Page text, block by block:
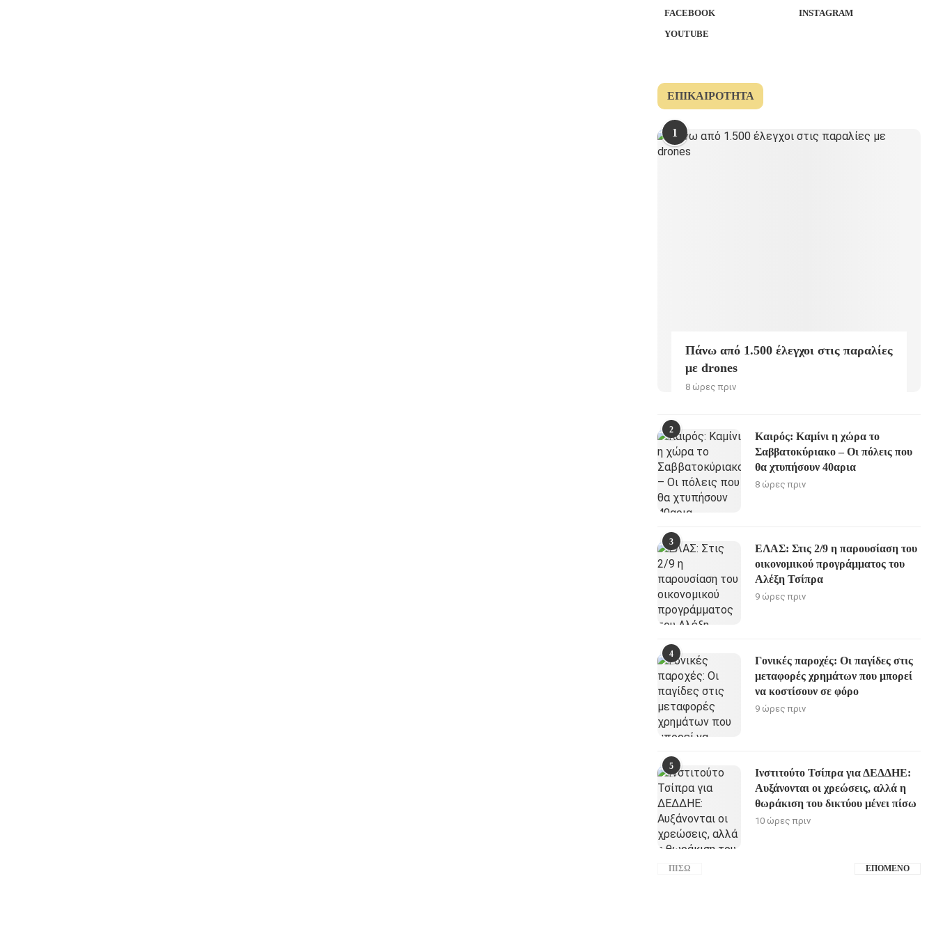
FACEBOOK
INSTAGRAM
YOUTUBE
ΕΠΙΚΑΙΡΌΤΗΤΑ
1
Πάνω από 1.500 έλεγχοι στις παραλίες
με drones
8 ώρες πριν
2
Καιρός: Καμίνι η χώρα το
Σαββατοκύριακο – Οι πόλεις που
θα χτυπήσουν 40αρια
8 ώρες πριν
3
ΕΛΑΣ: Στις 2/9 η παρουσίαση του
οικονομικού προγράμματος του
Αλέξη Τσίπρα
9 ώρες πριν
4
Γονικές παροχές: Οι παγίδες στις
μεταφορές χρημάτων που μπορεί
να κοστίσουν σε φόρο
9 ώρες πριν
5
Ινστιτούτο Τσίπρα για ΔΕΔΔΗΕ:
Αυξάνονται οι χρεώσεις, αλλά η
θωράκιση του δικτύου μένει πίσω
10 ώρες πριν
ΠΊΣΩ ΕΠΌΜΕΝΟ